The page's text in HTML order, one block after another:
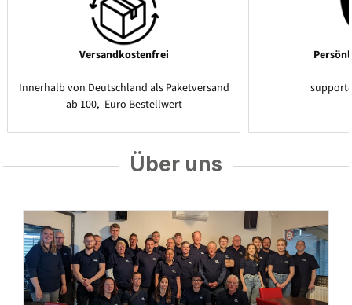
Versandkostenfrei
Innerhalb von Deutschland als Paketversand
ab 100,- Euro Bestellwert
Über uns